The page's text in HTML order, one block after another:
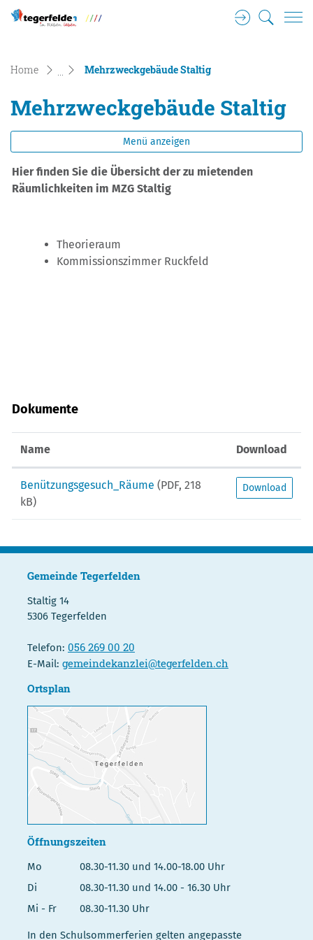
Tegerfelden Gemeinde Wappen
LoginSuche
Home Mehrzweckgebäude Staltig(ausgewählt)
Mehrzweckgebäude Staltig
Menü anzeigen
Hier finden Sie die Übersicht der zu mietenden
Räumlichkeiten im MZG Staltig
Theorieraum
Kommissionszimmer Ruckfeld
Dokumente
Name Download
Benützungsgesuch_Räume (PDF, 218
kB)
Download
Gemeinde Tegerfelden
Staltig 14
5306 Tegerfelden
Telefon: 056 269 00 20
E-Mail: gemeindekanzlei@tegerfelden.ch
Ortsplan
Öffnungszeiten
Mo
08.30-11.30 und 14.00-18.00 Uhr
Di
08.30-11.30 und 14.00 - 16.30 Uhr
Mi - Fr
08.30-11.30 Uhr
In den Schulsommerferien gelten angepasste